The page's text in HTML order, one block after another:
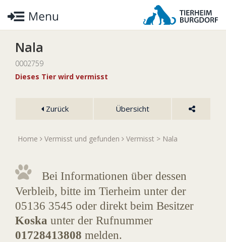
Nala
0002759
Dieses Tier wird vermisst
Zurück Übersicht
Home Vermisst und gefunden Vermisst > Nala
Bei Informationen über dessen
Verbleib, bitte im Tierheim unter der
05136 3545 oder direkt beim Besitzer
Koska unter der Rufnummer
01728413808 melden.